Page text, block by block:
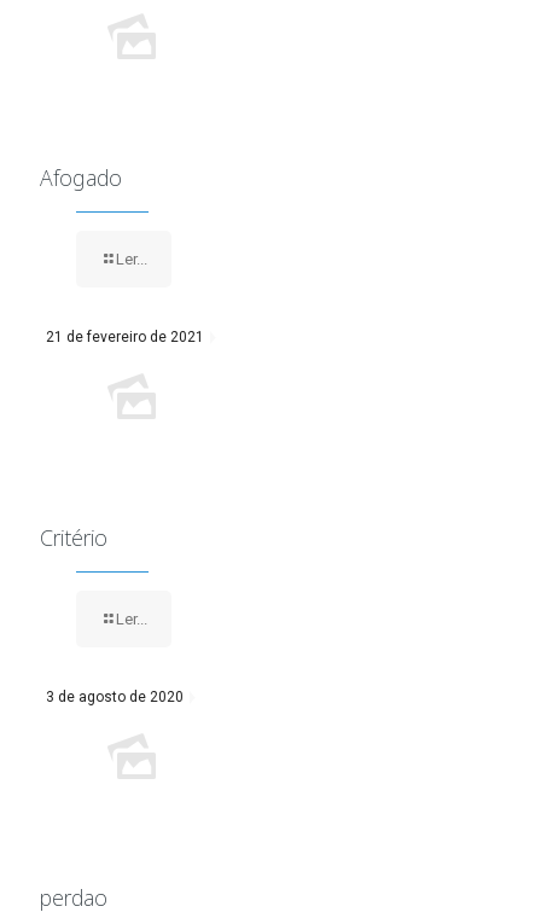
Afogado
Ler...
21 de fevereiro de 2021
Critério
Ler...
3 de agosto de 2020
perdao